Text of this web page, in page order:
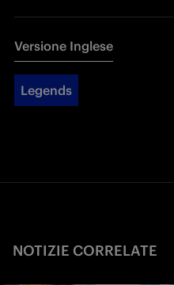
Versione Inglese
Legends
NOTIZIE CORRELATE